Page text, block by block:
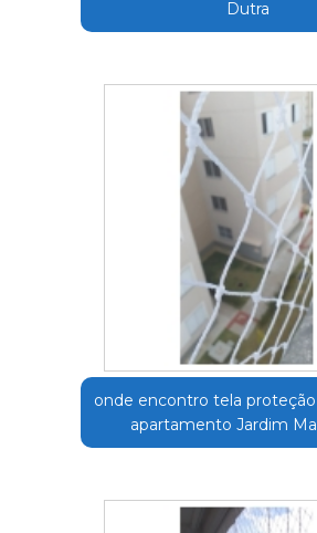
Dutra
onde encontro tela
apartamento Jardim